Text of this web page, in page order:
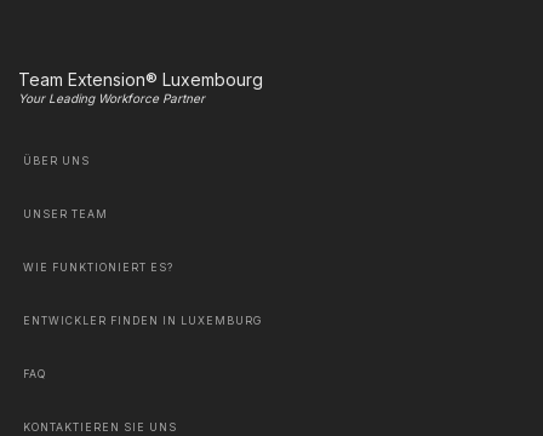
Team Extension® Luxembourg
Your Leading Workforce Partner
ÜBER UNS
UNSER TEAM
WIE FUNKTIONIERT ES?
ENTWICKLER FINDEN IN LUXEMBURG
FAQ
KONTAKTIEREN SIE UNS